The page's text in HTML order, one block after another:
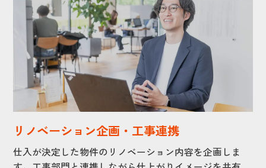
リノベーション企画・工事連携
仕入が決定した物件のリノベーション内容を企画しま